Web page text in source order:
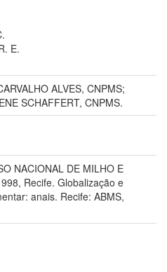
E.
ALVES, CNPMS;
SCHAFFERT, CNPMS.
NACIONAL DE MILHO E
Recife. Globalização e
anais. Recife: ABMS,